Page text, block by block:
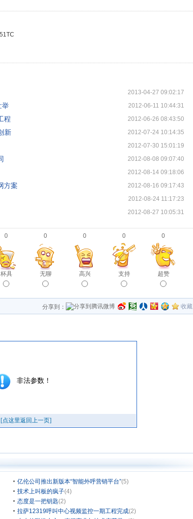
2013-04-27 09:02:17
举 2012-06-11 10:44:31
程 2012-06-26 08:43:50
新 2012-07-24 10:14:35
2012-07-30 15:01:19
2012-08-08 09:07:40
2012-08-14 09:18:06
方案 2012-08-16 09:17:43
2012-08-24 11:17:23
2012-08-27 10:05:31
0
杯具
0
无聊
0
高兴
0
支持
0
超赞
分享到： 收藏
亿伦公司推出新版本“智能外呼营销平台”(5)
技术上叫板的疯子(4)
态度是一把钥匙(2)
拉萨12319呼叫中心视频监控一期工程完成(2)